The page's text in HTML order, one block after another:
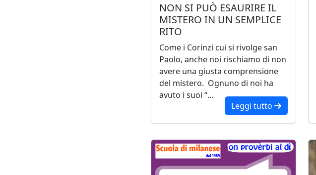
NON SI PUÒ ESAURIRE IL
MISTERO IN UN SEMPLICE
RITO
Come i Corinzi cui si rivolge san
Paolo, anche noi rischiamo di non
avere una giusta comprensione
del mistero. Ognuno di noi ha
avuto i suoi “...
Leggi tutto